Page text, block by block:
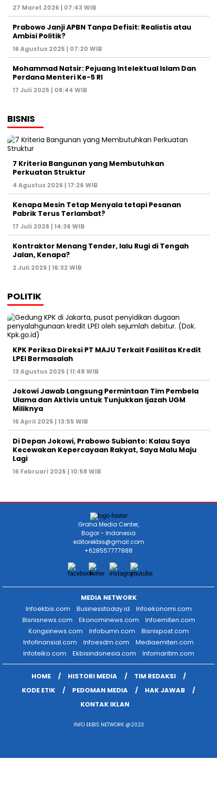
27 Maret 2026 | 07:43 WIB
Prabowo Janji APBN Tanpa Defisit: Realistis atau
Ambisi Politik?
16 Agustus 2025 | 07:20 WIB
Mohammad Natsir: Pejuang Intelektual Islam Dan
Perdana Menteri Ke-5 RI
17 Juli 2025 | 08:44 WIB
BISNIS
7 Kriteria Bangunan yang Membutuhkan
Perkuatan Struktur
4 Agustus 2026 | 17:26 WIB
Kenapa Mesin Tetap Menyala tetapi Pesanan
Pabrik Terus Terlambat?
17 Juli 2026 | 14:36 WIB
Kontraktor Menang Tender, lalu Rugi di Tengah
Jalan, Kenapa?
2 Juli 2026 | 16:32 WIB
POLITIK
KPK Periksa Direksi PT MAJU Terkait Fasilitas Kredit
LPEI Bermasalah
13 Agustus 2025 | 11:48 WIB
Jokowi Jawab Langsung Permintaan Tim Pembela
Ulama dan Aktivis untuk Tunjukkan Ijazah UGM
Miliknya
16 April 2025 | 13:55 WIB
Di Depan Jokowi, Prabowo Subianto: Kalau Saya
Kecewakan Kepercayaan Rakyat, Saya Malu Maju
Lagi
16 Februari 2025 | 10:58 WIB
Graha Media Center,
Bogor - Indonesia
editorekbis@gmail.com
+628557777888
MEDIA NETWORK
Infoekbis.com
Businesstoday.id
Infoekonomi.com
Bisnisnews.com
Ekonominews.com
Infoemiten.com
Kongsinews.com
Infobumn.com
Bisnispost.com
Infofinansial.com
Infoesdm.com
Mediaemiten.com
Infotelko.com
Ekbisindonesia.com Infomaritim.com
HOME HISTORI MEDIA
TIM REDAKSI
KODE ETIK
PEDOMAN MEDIA
HAK JAWAB
KONTAK IKLAN
INFO EKBIS NETWORK @2023